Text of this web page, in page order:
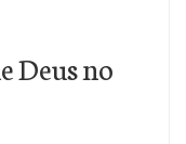
Deus no